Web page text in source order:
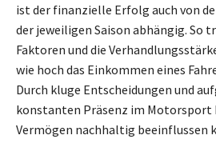
ist der finanzielle Erfolg auch von
der jeweiligen Saison abhängig. So
Faktoren und die
wie hoch das Einkommen eines
Durch kluge Entscheidungen und
konstanten Präsenz im Motorsport
Vermögen nachhaltig beeinflussen